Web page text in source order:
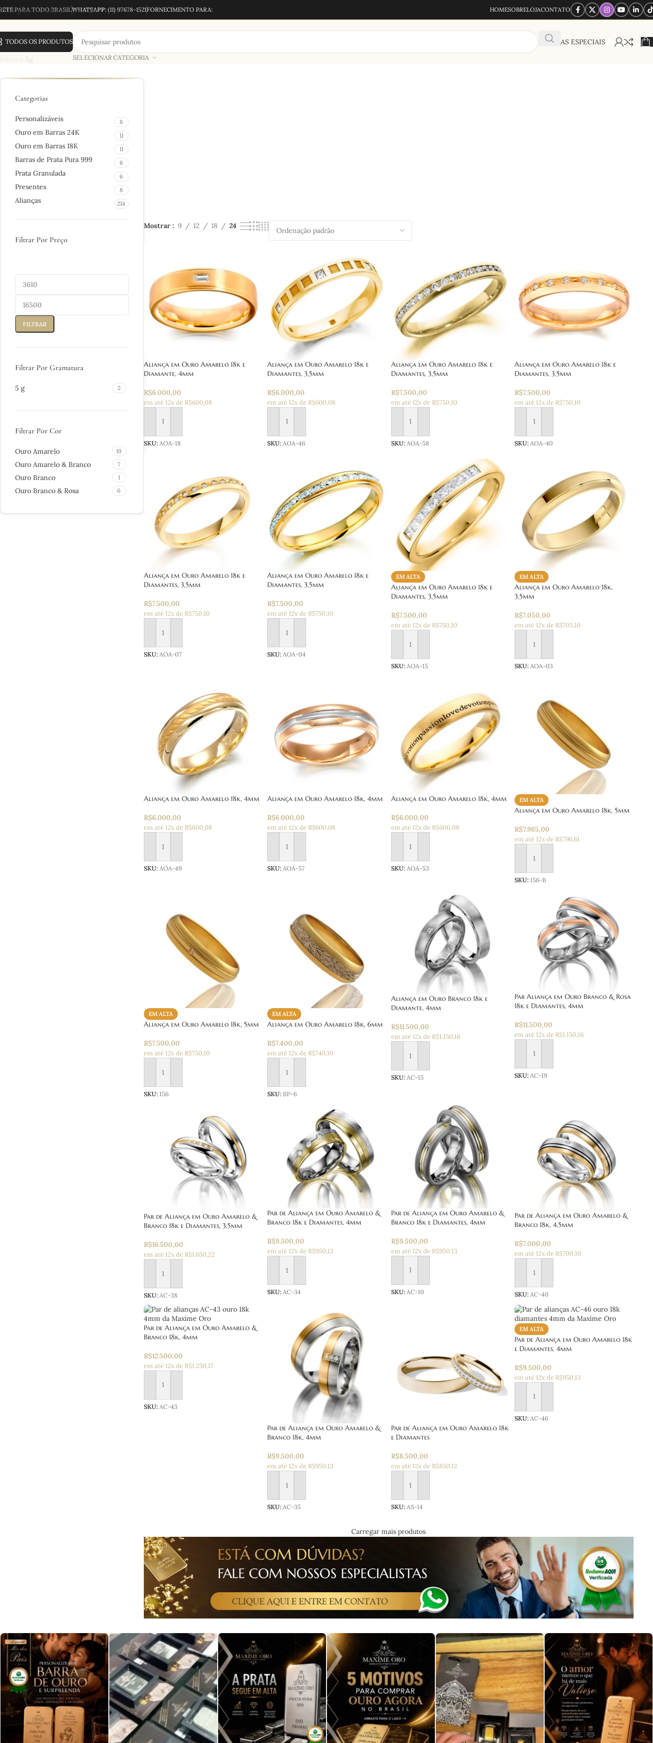
Pular para o conteúdo principal
PARA TODO BRASILWHATSAPP: (11) 97678-1521FORNECIMENTO PARA: HOMESOBRELOJACONTATO
TODOS OS PRODUTOS
SELECIONAR CATEGORIA
OFERTAS ESPECIAIS
5g
Categorias
Personalizáveis 8
Ouro em Barras 24K 11
Ouro em Barras 18K 11
Barras de Prata Pura 999 8
Prata Granulada 6
Presentes 8
Alianças 214
Filtrar Por Preço
FILTRAR
Filtrar Por Gramatura
5 g 2
Filtrar Por Cor
Ouro Amarelo 19
Ouro Amarelo & Branco 7
Ouro Branco 1
Ouro Branco & Rosa 6
Mostrar 9 12 18 24
Aliança em Ouro Amarelo 18k e
Diamante, 4mm
R$6.000,00
em até 12x de R$600,08
Adicionar ao carrinho
SKU: AOA-18
Aliança em Ouro Amarelo 18k e
Diamantes, 3,5mm
R$6.000,00
em até 12x de R$600,08
Adicionar ao carrinho
SKU: AOA-46
Aliança em Ouro Amarelo 18k e
Diamantes, 3,5mm
R$7.500,00
em até 12x de R$750,10
Adicionar ao carrinho
SKU: AOA-58
Aliança em Ouro Amarelo 18k e
Diamantes, 3,5mm
R$7.500,00
em até 12x de R$750,10
Adicionar ao carrinho
SKU: AOA-40
Aliança em Ouro Amarelo 18k e
Diamantes, 3,5mm
R$7.500,00
em até 12x de R$750,10
Adicionar ao carrinho
SKU:AOA-07
Aliança em Ouro Amarelo 18k e
Diamantes, 3,5mm
R$7.500,00
em até 12x de R$750,10
Adicionar ao carrinho
SKU:AOA-04
EM ALTA
Aliança em Ouro Amarelo 18k e
Diamantes, 3,5mm
R$7.500,00
em até 12x de R$750,10
Adicionar ao carrinho
SKU:AOA-15
EM ALTA
Aliança em Ouro Amarelo 18k,
3,5mm
R$7.050,00
em até 12x de R$705,10
Adicionar ao carrinho
SKU:AOA-03
Aliança em Ouro Amarelo 18k, 4mm
R$6.000,00
em até 12x de R$600,08
Adicionar ao carrinho
SKU:AOA-49
Aliança em Ouro Amarelo 18k, 4mm
R$6.000,00
em até 12x de R$600,08
Adicionar ao carrinho
SKU:AOA-57
Aliança em Ouro Amarelo 18k, 4mm
R$6.000,00
em até 12x de R$600,08
Adicionar ao carrinho
SKU:AOA-53
EM ALTA
Aliança em Ouro Amarelo 18k, 5mm
R$7.965,00
em até 12x de R$796,61
Adicionar ao carrinho
SKU:156-B
EM ALTA
Aliança em Ouro Amarelo 18k, 5mm
R$7.500,00
em até 12x de R$750,10
Adicionar ao carrinho
SKU:156
EM ALTA
Aliança em Ouro Amarelo 18k, 6mm
R$7.400,00
em até 12x de R$740,10
Adicionar ao carrinho
SKU: BP-6
Aliança em Ouro Branco 18k e
Diamante, 4mm
R$11.500,00
em até 12x de R$1.150,16
Adicionar ao carrinho
SKU:AC-15
Par Aliança em Ouro Branco & Rosa
18k e Diamantes, 4mm
R$11.500,00
em até 12x de R$1.150,16
Adicionar ao carrinho
SKU: AC-19
Par de Aliança em Ouro Amarelo &
Branco 18k e Diamantes, 3,5mm
R$16.500,00
em até 12x de R$1.650,22
Adicionar ao carrinho
SKU:AC-38
Par de Aliança em Ouro Amarelo &
Branco 18k e Diamantes, 4mm
R$9.500,00
em até 12x de R$950,13
Adicionar ao carrinho
SKU:AC-34
Par de Aliança em Ouro Amarelo &
Branco 18k e Diamantes, 4mm
R$9.500,00
em até 12x de R$950,13
Adicionar ao carrinho
SKU: AC-10
Par de Aliança em Ouro Amarelo &
Branco 18k, 4,5mm
R$7.000,00
em até 12x de R$700,10
Adicionar ao carrinho
SKU:AC-40
Par de Aliança em Ouro Amarelo &
Branco 18k, 4mm
R$12.500,00
em até 12x de R$1.250,17
Adicionar ao carrinho
SKU: AC-43
Par de Aliança em Ouro Amarelo &
Branco 18k, 4mm
R$9.500,00
em até 12x de R$950,13
Adicionar ao carrinho
SKU:AC-35
Par de Aliança em Ouro Amarelo 18k
e Diamantes
R$8.500,00
em até 12x de R$850,12
Adicionar ao carrinho
SKU:AS-14
EM ALTA
Par de Aliança em Ouro Amarelo 18k
e Diamantes, 4mm
R$9.500,00
em até 12x de R$950,13
Adicionar ao carrinho
SKU: AC-46
Carregar mais produtos